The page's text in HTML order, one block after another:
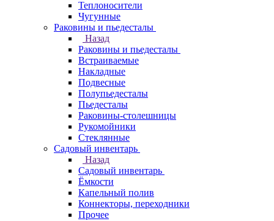
Теплоносители
Чугунные
Раковины и пьедесталы
Назад
Раковины и пьедесталы
Встраиваемые
Накладные
Подвесные
Полупьедесталы
Пьедесталы
Раковины-столешницы
Рукомойники
Стеклянные
Садовый инвентарь
Назад
Садовый инвентарь
Ёмкости
Капельный полив
Коннекторы, переходники
Прочее